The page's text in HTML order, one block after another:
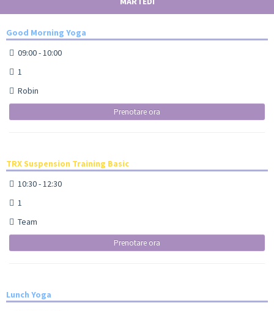
Good Morning Yoga
09:00 - 10:00
1
Robin
Prenotare ora
TRX Suspension Training Basic
10:30 - 12:30
1
Team
Prenotare ora
Lunch Yoga